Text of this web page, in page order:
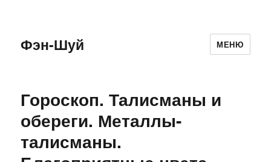
Фэн-Шуй МЕНЮ
Гороскоп. Талисманы и
обереги. Металлы-
талисманы.